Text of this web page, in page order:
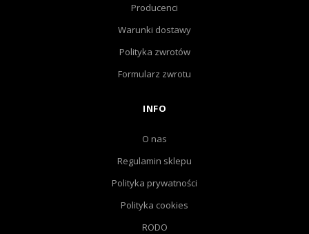
Producenci
Warunki dostawy
Polityka zwrotów
Formularz zwrotu
INFO
O nas
Regulamin sklepu
Polityka prywatności
Polityka cookies
RODO